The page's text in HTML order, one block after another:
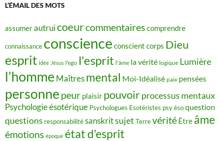
L’ÉMAIL DES MOTS
assumerautruicoeurcommentaires comprendre
connaissance conscience conscient corps Dieu
esprit idée Jésus l'ego l'esprit l'âme la vérité logique Lumière
l’homme Maîtres mental Moi-Idéalisé paix pensées
personne peur plaisir pouvoirprocessus mentaux
Psychologie ésotérique Psychologues Esotéristes psy ésoquestion
questions responsabilitésanskritsujet Terrevérité Être âme
émotions époque état d'esprit